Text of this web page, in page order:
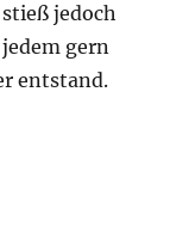
jedoch
gern
entstand.